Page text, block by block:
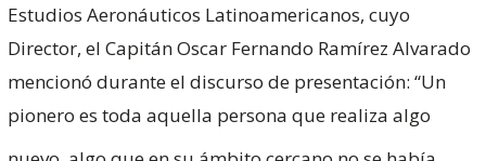
Estudios Aeronáuticos Latinoamericanos, cuyo
Director, el Capitán Oscar Fernando Ramírez Alvarado
mencionó durante el discurso de presentación: “Un
pionero es toda aquella persona que realiza algo